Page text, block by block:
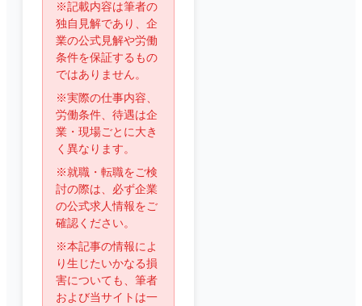
※記載内容は筆者の
独自見解であり、企
業の公式見解や労働
条件を保証するもの
ではありません。
※実際の仕事内容、
労働条件、待遇は企
業・現場ごとに大き
く異なります。
※就職・転職をご検
討の際は、必ず企業
の公式求人情報をご
確認ください。
※本記事の情報によ
り生じたいかなる損
害についても、筆者
および当サイトは一